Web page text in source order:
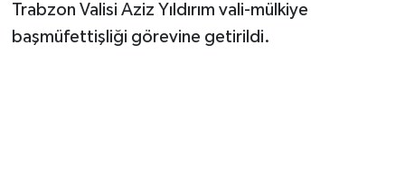
Trabzon Valisi Aziz Yıldırım vali-mülkiye
başmüfettişliği görevine getirildi.